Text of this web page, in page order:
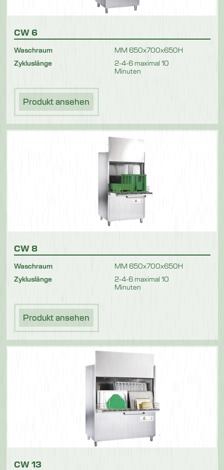
CW 6
Waschraum
MM 650x700x650H
Zykluslänge
2-4-6 maximal 10
Minuten
Produkt ansehen
CW 8
Waschraum
MM 650x700x650H
Zykluslänge
2-4-6 maximal 10
Minuten
Produkt ansehen
CW 13